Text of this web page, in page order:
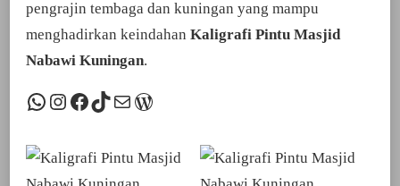
pengrajin tembaga dan kuningan yang mampu
menghadirkan keindahan Kaligrafi Pintu Masjid
Nabawi Kuningan.
WhatsApp
Instagram
Facebook
TikTok
MailWordPress